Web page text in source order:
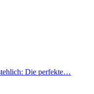
Die perfekte…